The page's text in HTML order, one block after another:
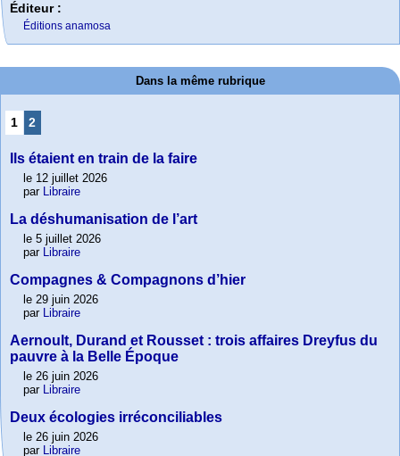
Éditeur :
Éditions anamosa
Dans la même rubrique
1 2
Ils étaient en train de la faire
le 12 juillet 2026
par Libraire
La déshumanisation de l’art
le 5 juillet 2026
par Libraire
Compagnes & Compagnons d’hier
le 29 juin 2026
par Libraire
Aernoult, Durand et Rousset : trois affaires Dreyfus du
pauvre à la Belle Époque
le 26 juin 2026
par Libraire
Deux écologies irréconciliables
le 26 juin 2026
par Libraire